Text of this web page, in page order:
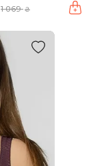
1 069₴